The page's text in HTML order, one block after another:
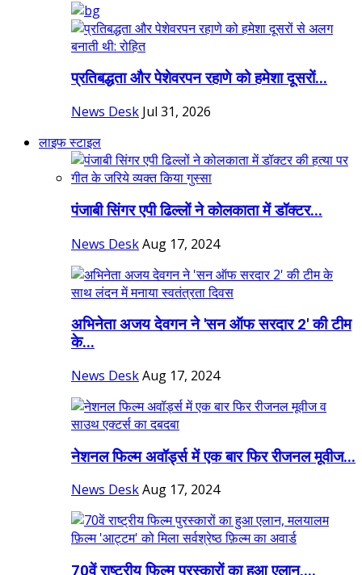
प्रतिबद्धता और पेशेवरपन रहाणे को हमेशा दूसरों...
News Desk Jul 31, 2026
लाइफ स्टाइल
पंजाबी सिंगर एपी ढिल्लों ने कोलकाता में डॉक्टर...
News DeskAug 17, 2024
अभिनेता अजय देवगन ने 'सन ऑफ सरदार 2' की टीम
के...
News DeskAug 17, 2024
नेशनल फिल्म अवॉर्ड्स में एक बार फिर रीजनल मूवीज...
News DeskAug 17, 2024
70वें राष्ट्रीय फिल्म पुरस्कारों का हुआ एलान,...